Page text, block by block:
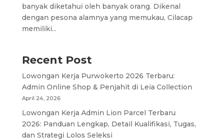
banyak diketahui oleh banyak orang. Dikenal
dengan pesona alamnya yang memukau, Cilacap
memiliki...
Recent Post
Lowongan Kerja Purwokerto 2026 Terbaru:
Admin Online Shop & Penjahit di Leia Collection
April 24, 2026
Lowongan Kerja Admin Lion Parcel Terbaru
2026: Panduan Lengkap, Detail Kualifikasi, Tugas,
dan Strategi Lolos Seleksi